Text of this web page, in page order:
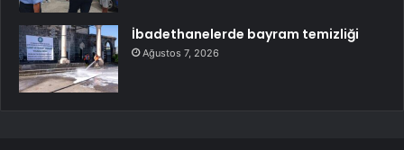
İbadethanelerde bayram temizliği
Ağustos 7, 2026